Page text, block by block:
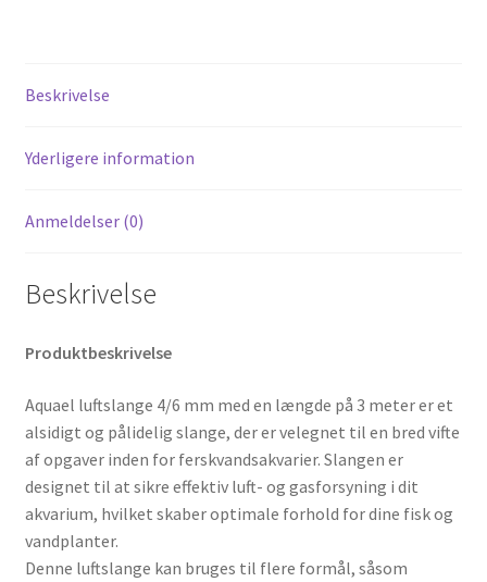
Beskrivelse
Yderligere information
Anmeldelser (0)
Beskrivelse
Produktbeskrivelse
Aquael luftslange 4/6 mm med en længde på 3 meter er et
alsidigt og pålidelig slange, der er velegnet til en bred vifte
af opgaver inden for ferskvandsakvarier. Slangen er
designet til at sikre effektiv luft- og gasforsyning i dit
akvarium, hvilket skaber optimale forhold for dine fisk og
vandplanter.
Denne luftslange kan bruges til flere formål, såsom